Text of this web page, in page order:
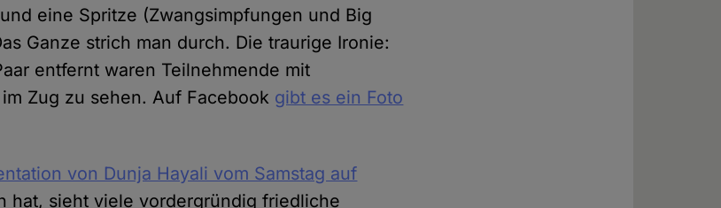
eine Spritze (Zwangsimpfungen und Big
Ganze strich man durch. Die traurige Ironie:
entfernt waren Teilnehmende mit
Zug zu sehen. Auf Facebook gibt es ein Foto
von Dunja Hayali vom Samstag auf
hat, sieht viele vordergründig friedliche